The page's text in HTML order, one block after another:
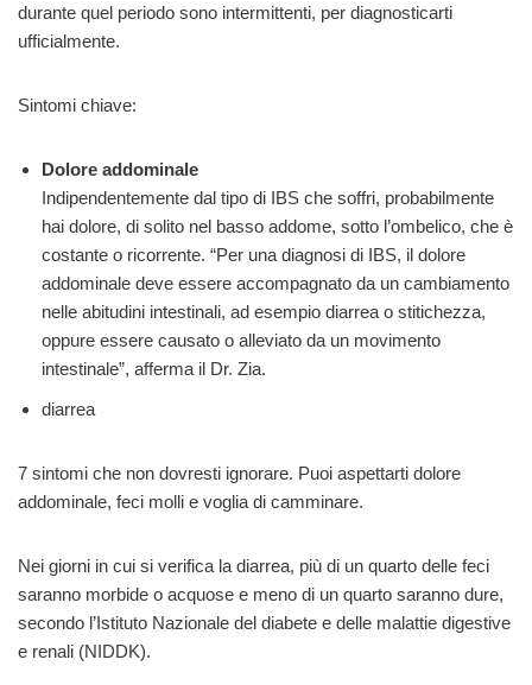
durante quel periodo sono intermittenti, per diagnosticarti
ufficialmente.
Sintomi chiave:
Dolore addominale
Indipendentemente dal tipo di IBS che soffri, probabilmente
hai dolore, di solito nel basso addome, sotto l’ombelico, che è
costante o ricorrente. “Per una diagnosi di IBS, il dolore
addominale deve essere accompagnato da un cambiamento
nelle abitudini intestinali, ad esempio diarrea o stitichezza,
oppure essere causato o alleviato da un movimento
intestinale”, afferma il Dr. Zia.
diarrea
7 sintomi che non dovresti ignorare. Puoi aspettarti dolore
addominale, feci molli e voglia di camminare.
Nei giorni in cui si verifica la diarrea, più di un quarto delle feci
saranno morbide o acquose e meno di un quarto saranno dure,
secondo l’Istituto Nazionale del diabete e delle malattie digestive
e renali (NIDDK).